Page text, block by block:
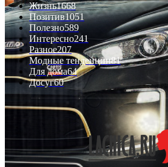
Жизнь1668
Позитив1051
Полезно589
Интересно241
Разное207
Модные тенденции81
Для дома64
Досуг60